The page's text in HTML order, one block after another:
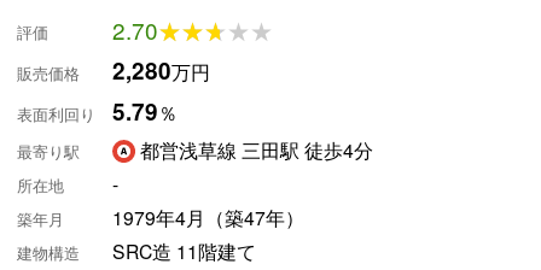
評価 2.70★★★★★
★★★★★
販売価格 2,280万円
表面利回り 5.79％
最寄り駅 都営浅草線 三田駅 徒歩4分
所在地 -
築年月 1979年4月（築47年）
建物構造 SRC造 11階建て